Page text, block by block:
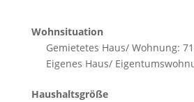
Wohnsituation
Gemietetes Haus/ Wohnung:
Eigenes Haus/
Haushaltsgröße